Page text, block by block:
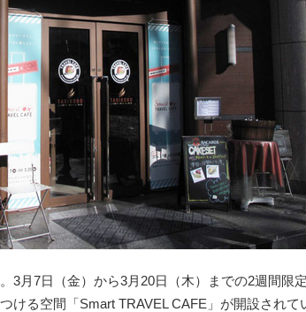
3月7日（金）から3月20日（木）までの2週間限定
ける空間「Smart TRAVEL CAFE」が開設されて